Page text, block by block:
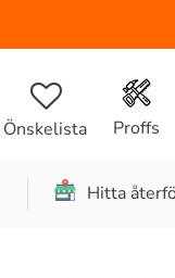
Önskelista Proffs
Hitta